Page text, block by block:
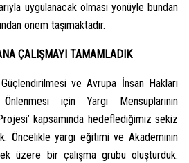
uygulanacak olması yönüyle bundan
önem taşımaktadır.
ÇALIŞMAYI TAMAMLADIK
ve Avrupa İnsan Hakları
için Yargı Mensuplarının
kapsamında hedeflediğimiz sekiz
Öncelikle yargı eğitimi ve Akademinin
üzere bir çalışma grubu oluşturduk.